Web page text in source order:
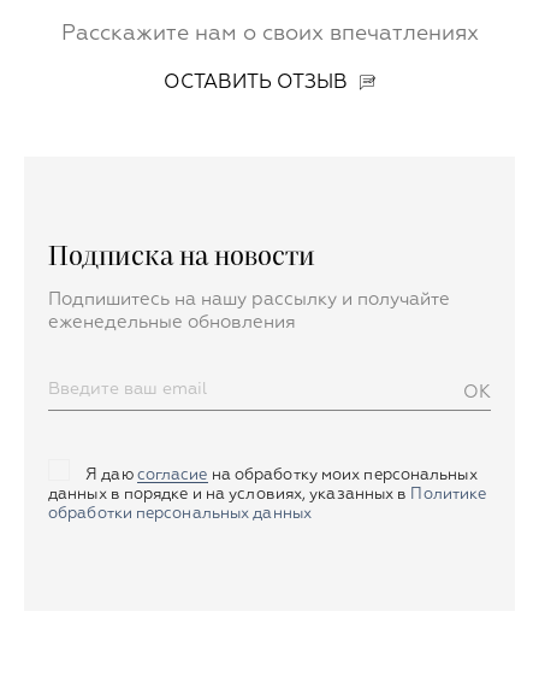
комфорта в столь
даже больше !
кто хочет насладиться этим важным днём и
не беспокоиться ни о чем ! Все точно будет
волшебно !
Расскажите нам о своих впечатлениях
ОСТАВИТЬ ОТЗЫВ
Подписка на новости
Подпишитесь на нашу рассылку и получайте
еженедельные обновления
OK
Я даю согласие на обработку моих персональных
данных в порядке и на условиях, указанных в
Политике
обработки персональных данных